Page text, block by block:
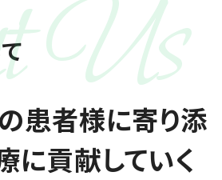
Us
患者様に寄り添
に貢献していく